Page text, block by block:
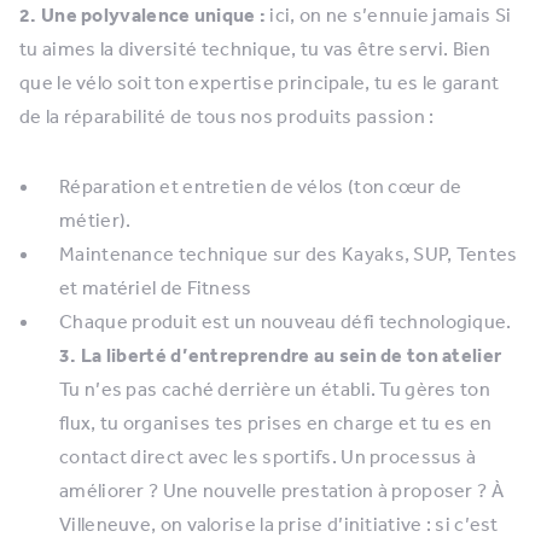
2. Une polyvalence unique : ici, on ne s’ennuie jamais Si
tu aimes la diversité technique, tu vas être servi. Bien
que le vélo soit ton expertise principale, tu es le garant
de la réparabilité de tous nos produits passion :
Réparation et entretien de vélos (ton cœur de
métier).
Maintenance technique sur des Kayaks, SUP, Tentes
et matériel de Fitness
Chaque produit est un nouveau défi technologique.
3. La liberté d’entreprendre au sein de ton atelier
Tu n’es pas caché derrière un établi. Tu gères ton
flux, tu organises tes prises en charge et tu es en
contact direct avec les sportifs. Un processus à
améliorer ? Une nouvelle prestation à proposer ? À
Villeneuve, on valorise la prise d’initiative : si c’est